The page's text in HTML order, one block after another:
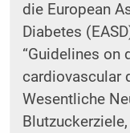
die European
Diabetes
“Guidelines on
cardiovascular
Wesentliche